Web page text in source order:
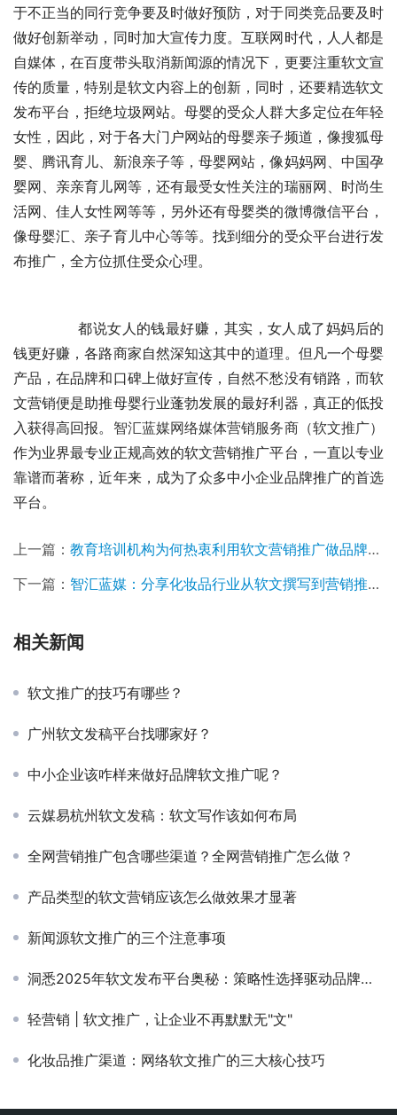
于不正当的同行竞争要及时做好预防，对于同类竞品要及时
做好创新举动，同时加大宣传力度。互联网时代，人人都是
自媒体，在百度带头取消新闻源的情况下，更要注重软文宣
传的质量，特别是软文内容上的创新，同时，还要精选软文
发布平台，拒绝垃圾网站。母婴的受众人群大多定位在年轻
女性，因此，对于各大门户网站的母婴亲子频道，像搜狐母
婴、腾讯育儿、新浪亲子等，母婴网站，像妈妈网、中国孕
婴网、亲亲育儿网等，还有最受女性关注的瑞丽网、时尚生
活网、佳人女性网等等，另外还有母婴类的微博微信平台，
像母婴汇、亲子育儿中心等等。找到细分的受众平台进行发
布推广，全方位抓住受众心理。
钱更好赚，各路商家自然深知这其中的道理。但凡一个母婴
产品，在品牌和口碑上做好宣传，自然不愁没有销路，而软
文营销便是助推母婴行业蓬勃发展的最好利器，真正的低投
入获得高回报。
智汇蓝媒网络媒体营销服务商（软文推广）
作为业界最专业正规高效的软文营销推广平台，一直以专业
靠谱而著称，近年来，成为了众多中小企业品牌推广的首选
平台。
上一篇： 教育培训机构为何热衷利用软文营销推广做品牌宣传？
下一篇： 智汇蓝媒：分享化妆品行业从软文撰写到营销推广投放技巧
相关新闻
软文推广的技巧有哪些？
广州软文发稿平台找哪家好？
中小企业该咋样来做好品牌软文推广呢？
云媒易杭州软文发稿：软文写作该如何布局
全网营销推广包含哪些渠道？全网营销推广怎么做？
产品类型的软文营销应该怎么做效果才显著
新闻源软文推广的三个注意事项
洞悉2025年软文发布平台奥秘：策略性选择驱动品牌软文推广
轻营销 | 软文推广，让企业不再默默无"文"
化妆品推广渠道：网络软文推广的三大核心技巧